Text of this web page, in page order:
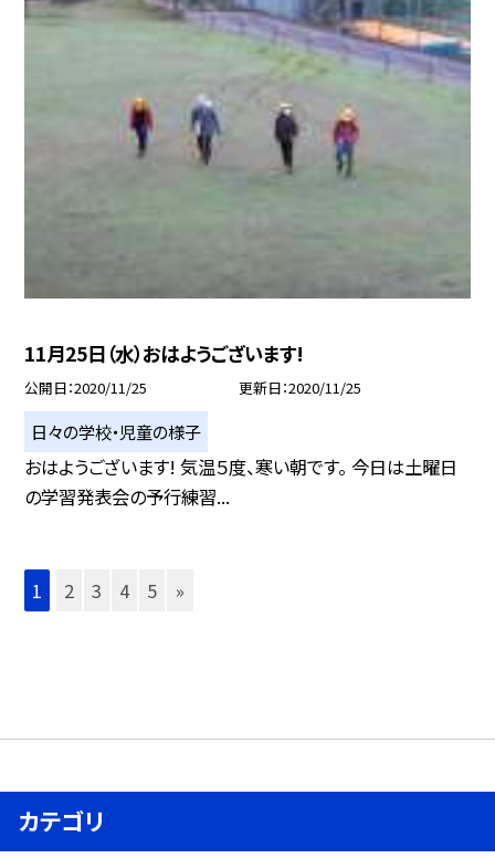
11月25日（水）おはようございます!
公開日 2020/11/25 更新日 2020/11/25
日々の学校・児童の様子
おはようございます! 気温５度、寒い朝です。 今日は土曜日
の学習発表会の予行練習...
1 2 3 4 5 »
カテゴリ